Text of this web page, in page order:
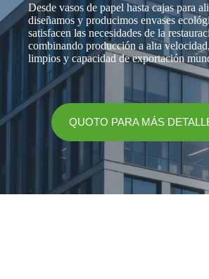
Desde vasos de papel hasta cajas para
diseñamos y producimos envases
satisfacen las necesidades de la
combinando producción a alta
limpios y capacidad de exportación
QUOTO PARA MÁS
k
ea
a
u
n